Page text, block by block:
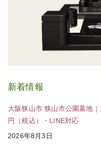
新着情報
大阪狭山市 狭山市公園墓地
円（税込）・LINE対応
2026年8月3日